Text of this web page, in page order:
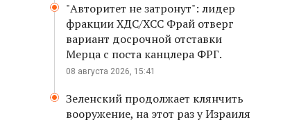
"Авторитет не затронут": лидер
фракции ХДС/ХСС Фрай отверг
вариант досрочной отставки
Мерца с поста канцлера ФРГ.
08 августа 2026, 15:41
Зеленский продолжает клянчить
вооружение, на этот раз у Израиля